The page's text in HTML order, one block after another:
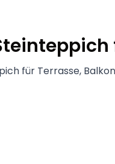
für Terrasse,